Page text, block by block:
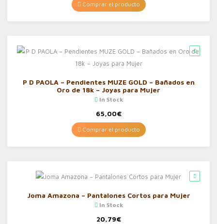
Comprar el producto
P D PAOLA – Pendientes MUZE GOLD – Bañados en
Oro de 18k – Joyas para Mujer
In Stock
65,00€
Comprar el producto
Joma Amazona – Pantalones Cortos para Mujer
In Stock
20,79€